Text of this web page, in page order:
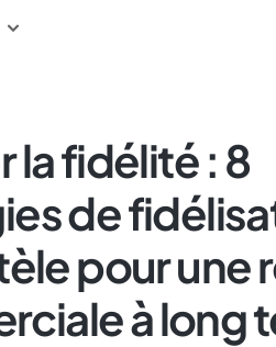
la fidélité : 8
de
pour une
à long